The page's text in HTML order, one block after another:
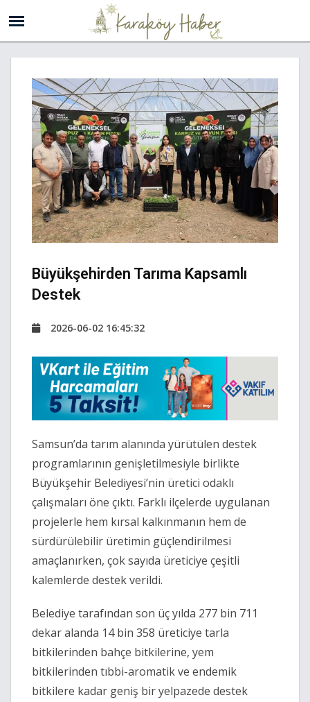
Büyükşehirden Tarıma Kapsamlı
Destek
2026-06-02 16:45:32
Samsun’da tarım alanında yürütülen destek
programlarının genişletilmesiyle birlikte
Büyükşehir Belediyesi’nin üretici odaklı
çalışmaları öne çıktı. Farklı ilçelerde uygulanan
projelerle hem kırsal kalkınmanın hem de
sürdürülebilir üretimin güçlendirilmesi
amaçlanırken, çok sayıda üreticiye çeşitli
kalemlerde destek verildi.
Belediye tarafından son üç yılda 277 bin 711
dekar alanda 14 bin 358 üreticiye tarla
bitkilerinden bahçe bitkilerine, yem
bitkilerinden tıbbi-aromatik ve endemik
bitkilere kadar geniş bir yelpazede destek